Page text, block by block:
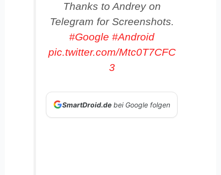
Thanks to Andrey on
Telegram for Screenshots.
#Google #Android
pic.twitter.com/Mtc0T7CFC
3
SmartDroid.de bei Google folgen